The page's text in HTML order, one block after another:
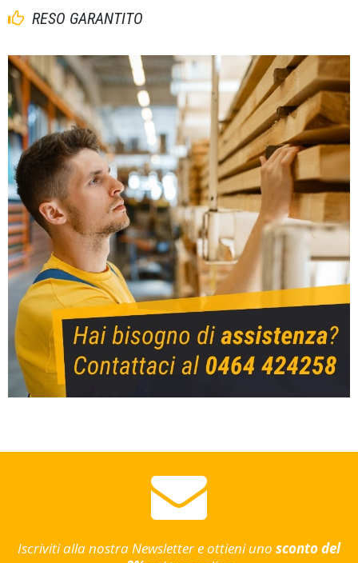
RESO GARANTITO
Iscriviti alla nostra Newsletter e ottieni uno sconto del